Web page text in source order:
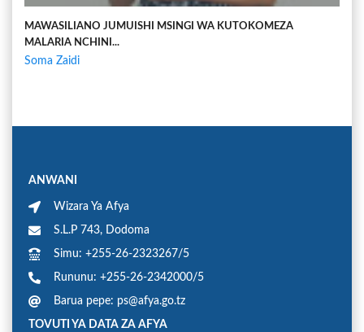
MAWASILIANO JUMUISHI MSINGI WA KUTOKOMEZA
MALARIA NCHINI...
Soma Zaidi
ANWANI
Wizara Ya Afya
S.L.P 743, Dodoma
Simu: +255-26-2323267/5
Rununu: +255-26-2342000/5
Barua pepe: ps@afya.go.tz
TOVUTI YA DATA ZA AFYA